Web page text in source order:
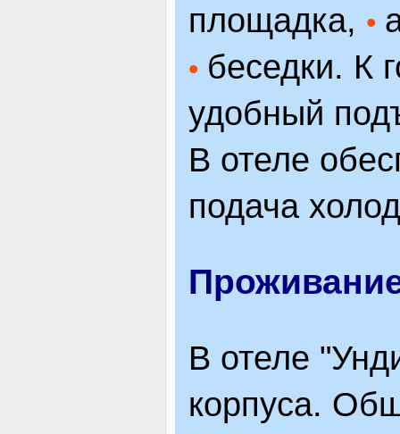
площадка, •
• беседки. К
удобный
В отеле
подача
В отеле
корпуса.